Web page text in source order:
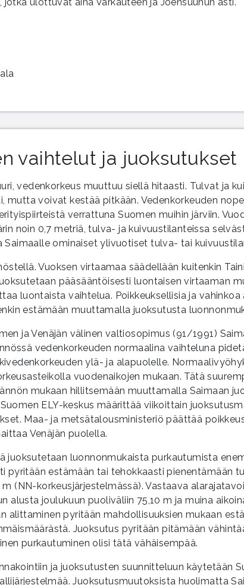
vaihtelut ja juoksutukset
vedenkorkeus muuttuu siellä hitaasti. Tulvat ja
mutta voivat kestää pitkään. Vedenkorkeuden
verrattuna Suomen muihin järviin.
noin 0,7 metriä, tulva- ja kuivuustilanteissa
Saimaalle ominaiset ylivuotiset tulva- tai
Vuoksen virtaamaa säädellään kuitenkin
pääsääntöisesti luontaisen virtaaman
luontaista vaihtelua. Poikkeuksellisia ja vahinkoa
estämään muuttamalla juoksutusta
ja Venäjän välinen valtiosopimus (91/1991)
vedenkorkeuden normaalina vaihteluna
ylä- ja alapuolelle.
vuodenaikojen mukaan. Tätä
mukaan hillitsemään muuttamalla Saimaan
ELY-keskus määrittää viikoittain
Maa- ja metsätalousministeriö päättää
Venäjän puolella.
juoksutetaan luonnonmukaista purkautumista
pyritään estämään tai tehokkaasti pienentämään
(NN-korkeusjärjestelmässä). Vastaava
alusta joulukuun puoliväliin 75,10 m ja muina
alittaminen pyritään mahdollisuuksien mukaan
Juoksutus pyritään pitämään
purkautuminen olisi tätä vähäisempää.
ja juoksutusten suunnitteluun käytetään
Juoksutusmuutoksista huolimatta